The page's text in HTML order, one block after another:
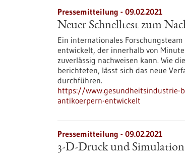
Pressemitteilung - 09.02.2021
Neuer Schnelltest zum
Ein internationales
entwickelt, der innerhalb von
zuverlässig nachweisen kann. Wie
berichteten, lässt sich das neue
durchführen.
https://www.gesundheitsindustrie-
antikoerpern-entwickelt
Pressemitteilung - 09.02.2021
3-D-Druck und